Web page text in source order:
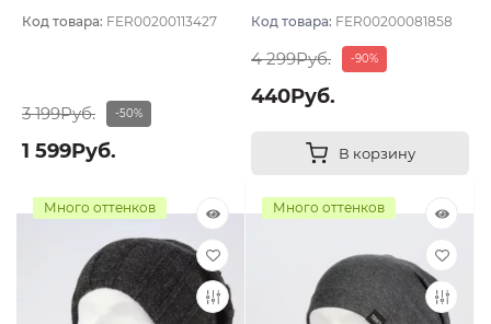
Код товара: FER00200113427
3 199Руб. -50%
1 599Руб.
Код товара: FER00200081858
4 299Руб. -90%
440Руб.
В корзину
Много оттенков Много оттенков